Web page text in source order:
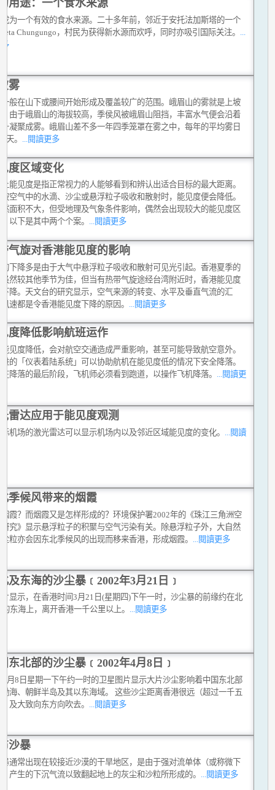
用途：一个食水来源
为一个有效的食水来源。二十多年前，邻近于安托法加斯塔的一个
Chungungo，村民为获得新水源而欢呼，同时亦吸引国际关注。
雾
般在山下或腰间开始形成及覆盖较广的范围。峨眉山的雾就是上坡
由于峨眉山的海拔较高，季侯风被峨眉山阻挡，丰富水气便会沿着
凝聚成雾。峨眉山差不多一年四季笼罩在雾之中，每年的平均雾日
天。 ...閱讀更多
度区域变化
能见度是指正常视力的人能够看到和辨认出适合目标的最大距离。
空气中的水滴、沙尘或悬浮粒子吸收和散射时，能见度便会降低。
面积不大，但受地理及气象条件影响，偶然会出现较大的能见度区
以下是其中两个个案。 ...閱讀更多
气旋对香港能见度的影响
下降多是由于大气中悬浮粒子吸收和散射可见光引起。香港夏季的
然较其他季节为佳，但当有热带气旋途经台湾附近时，香港能见度
降。天文台的研究显示，空气来源的转变、水平及垂直气流的汇
速都是令香港能见度下降的原因。
...閱讀更多
度降低影响航班运作
见度降低，会对航空交通造成严重影响，甚至可能导致航空意外。
的「仪表着陆系统」可以协助航机在能见度低的情况下安全降落。
降落的最后阶段，飞机师必须看到跑道，以操作飞机降落。 ...閱讀更
雷达应用于能见度观测
机场的激光雷达可以显示机场内以及邻近区域能见度的变化。 ...閱讀
季候风带来的烟霞
霞？而烟霞又是怎样形成的？环境保护署2002年的《珠江三角洲空
究》显示悬浮粒子的积聚与空气污染有关。除悬浮粒子外，大自然
粒亦会因东北季候风的出现而移来香港，形成烟霞。
...閱讀更多
及东海的沙尘暴﹝2002年3月21日﹞
显示，在香港时间3月21日(星期四)下午一时，沙尘暴的前缘约在北
东海上，离开香港一千公里以上。 ...閱讀更多
东北部的沙尘暴﹝2002年4月8日﹞
4月8日星期一下午约一时的卫星图片显示大片沙尘影响着中国东北部
海、朝鲜半岛及其以东海域。 这些沙尘距离香港很远（超过一千五
及大致向东方向吹去。
...閱讀更多
沙暴
通常出现在较接近沙漠的干旱地区，是由于强对流单体（或称微下
产生的下沉气流以致翻起地上的灰尘和沙粒所形成的。 ...閱讀更多